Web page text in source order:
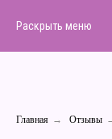
Раскрыть меню
Главная → Отзывы